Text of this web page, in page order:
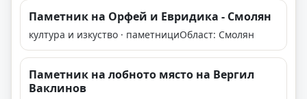
Паметник на Орфей и Евридика - Смолян
култура и изкуство · паметнициОбласт: Смолян
Паметник на лобното място на Вергил
Ваклинов